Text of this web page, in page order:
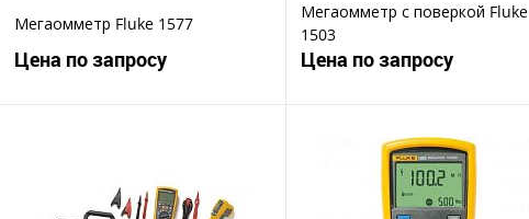
Мегаомметр Fluke 1577
Цена по запросу
Купить в 1 клик
Мегаомметр с поверкой Fluke
1503
Цена по запросу
Запросить цену
Купить в 1 клик